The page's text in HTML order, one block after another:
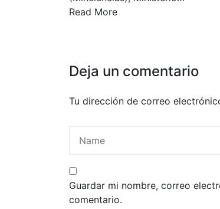
Read More
Deja un comentario
Tu dirección de correo
Guardar mi nombre, correo
comentario.